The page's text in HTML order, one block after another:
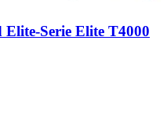
Serie Elite T4000